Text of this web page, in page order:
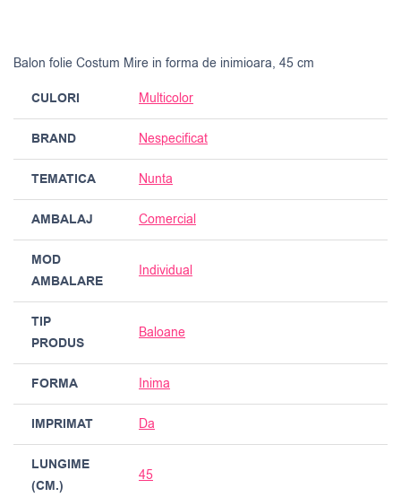
Balon folie Costum Mire in forma de inimioara, 45 cm
CULORI Multicolor
BRAND Nespecificat
TEMATICA Nunta
AMBALAJ Comercial
MOD
AMBALARE
Individual
TIP
PRODUS
Baloane
FORMA Inima
IMPRIMAT Da
LUNGIME
(CM.)
45